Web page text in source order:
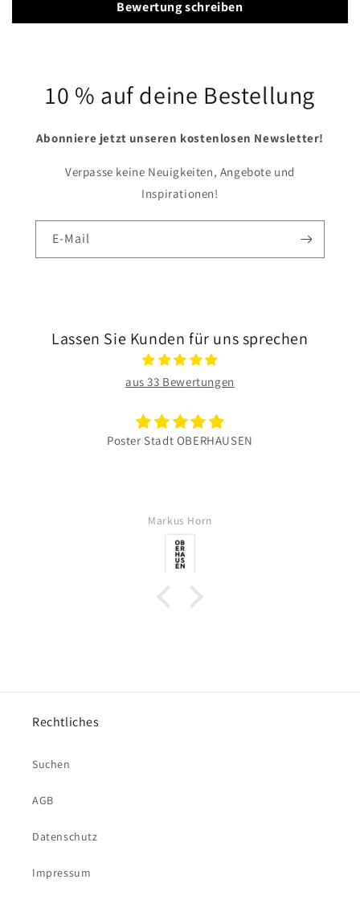
Bewertung schreiben
10 % auf deine Bestellung
Abonniere jetzt unseren kostenlosen Newsletter!
Verpasse keine Neuigkeiten, Angebote und
Inspirationen!
E-Mail
Lassen Sie Kunden für uns sprechen
aus 33 Bewertungen
Poster Stadt OBERHAUSEN
Markus Horn
Rechtliches
Suchen
AGB
Datenschutz
Impressum